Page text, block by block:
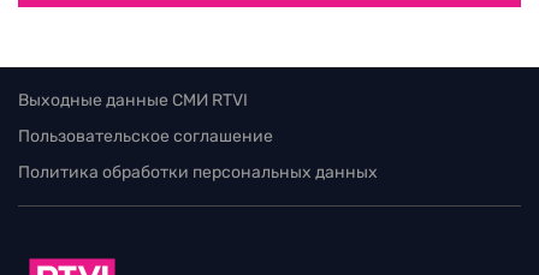
Выходные данные СМИ RTVI
Пользовательское соглашение
Политика обработки персональных данных